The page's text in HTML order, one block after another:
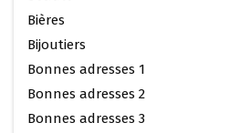
Bières
Bijoutiers
Bonnes adresses 1
Bonnes adresses 2
Bonnes adresses 3